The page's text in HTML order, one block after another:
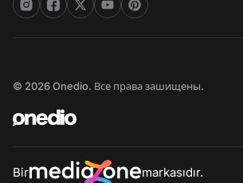
© 2026 Onedio. Все права зашищены.
Bir markasıdır.